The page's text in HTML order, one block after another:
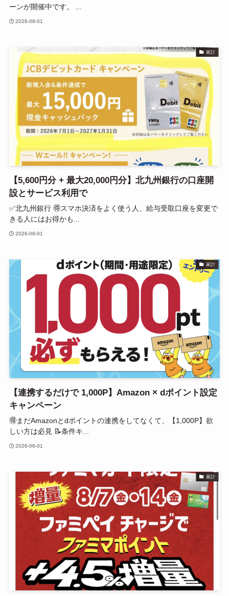
ーンが開催中です。 ...
2026-08-01
家計
【5,600円分 + 最大20,000円分】北九州銀行の口座開
設とサービス利用で
✅北九州銀行 🉐スマホ決済をよく使う人、給与受取口座を変更で
きる人にはお得かも...
2026-08-01
家計
【連携するだけで 1,000P】Amazon × dポイント設定
キャンペーン
🉐まだAmazonとdポイントの連携をしてなくて、【1,000P】欲
しい方は必見 📝条件キ...
2026-08-01
家計